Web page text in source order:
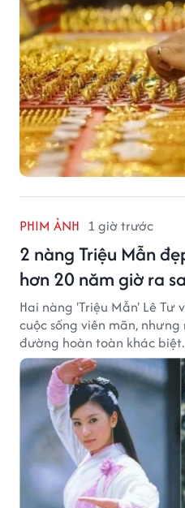
PHIM ẢNH 1 giờ trước
2 nàng Triệu Mẫn
hơn 20 năm giờ ra
Hai nàng 'Triệu Mẫn' Lê Tư
cuộc sống viên mãn,
đường hoàn toàn khác biệt.